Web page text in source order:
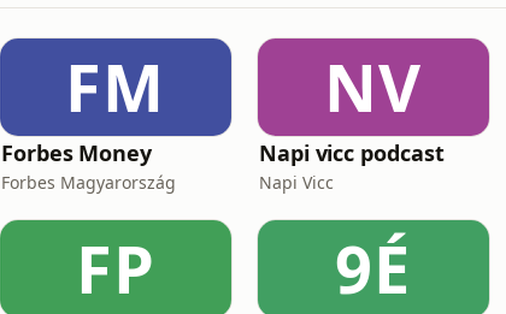
FM
Forbes Money
Forbes Magyarország
NV
Napi vicc podcast
Napi Vicc
FP 9É